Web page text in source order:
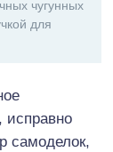
чугунных
для
исправно
самоделок,